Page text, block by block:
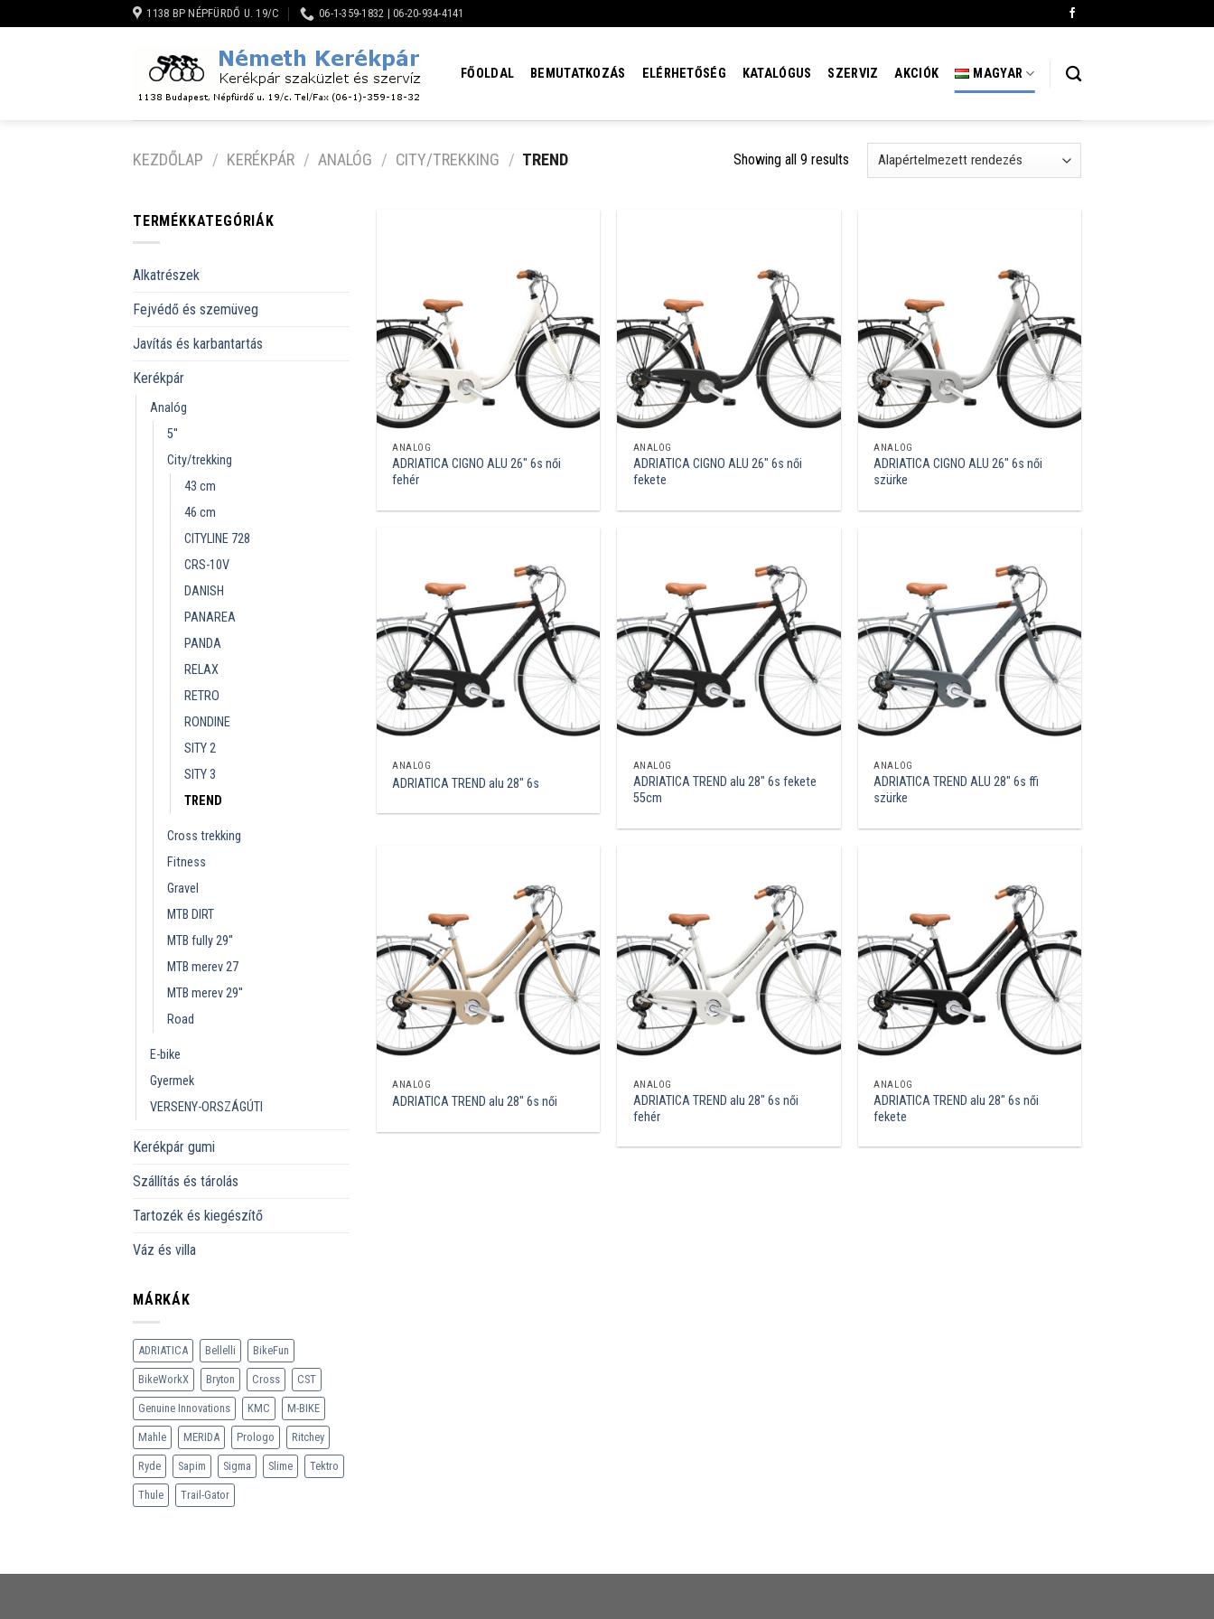
to
1138 BP NÉPFÜRDŐ U. 19/C 06-1-359-1832 | 06-20-934-4141
FŐOLDAL BEMUTATKOZÁS ELÉRHETŐSÉG KATALÓGUS SZERVIZ AKCIÓK MAGYAR
KEZDŐLAP / KERÉKPÁR / ANALÓG / CITY/TREKKING / TREND Showing all 9 results
TERMÉKKATEGÓRIÁK
Alkatrészek
Fejvédő és szemüveg
Javítás és karbantartás
Kerékpár
Analóg
5''
City/trekking
43 cm
46 cm
CITYLINE 728
CRS-10V
DANISH
PANAREA
PANDA
RELAX
RETRO
RONDINE
SITY 2
SITY 3
TREND
Cross trekking
Fitness
Gravel
MTB DIRT
MTB fully 29''
MTB merev 27
MTB merev 29''
Road
E-bike
Gyermek
VERSENY-ORSZÁGÚTI
Kerékpár gumi
Szállítás és tárolás
Tartozék és kiegészítő
Váz és villa
MÁRKÁK
ADRIATICA Bellelli BikeFun
BikeWorkX Bryton Cross CST
Genuine Innovations KMC M-BIKE
Mahle MERIDA Prologo Ritchey
Ryde Sapim Sigma Slime Tektro
Thule Trail-Gator
ANALÓG
ADRIATICA CIGNO ALU 26″ 6s női
fehér
ANALÓG
ADRIATICA CIGNO ALU 26″ 6s női
fekete
ANALÓG
ADRIATICA CIGNO ALU 26″ 6s női
szürke
ANALÓG
ADRIATICA TREND alu 28″ 6s
ANALÓG
ADRIATICA TREND alu 28″ 6s fekete
55cm
ANALÓG
ADRIATICA TREND ALU 28″ 6s ffi
szürke
ANALÓG
ADRIATICA TREND alu 28″ 6s női
ANALÓG
ADRIATICA TREND alu 28″ 6s női
fehér
ANALÓG
ADRIATICA TREND alu 28″ 6s női
fekete